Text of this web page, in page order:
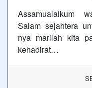
Assamualaikum
Salam sejahtera
nya marilah kita
kehadirat…